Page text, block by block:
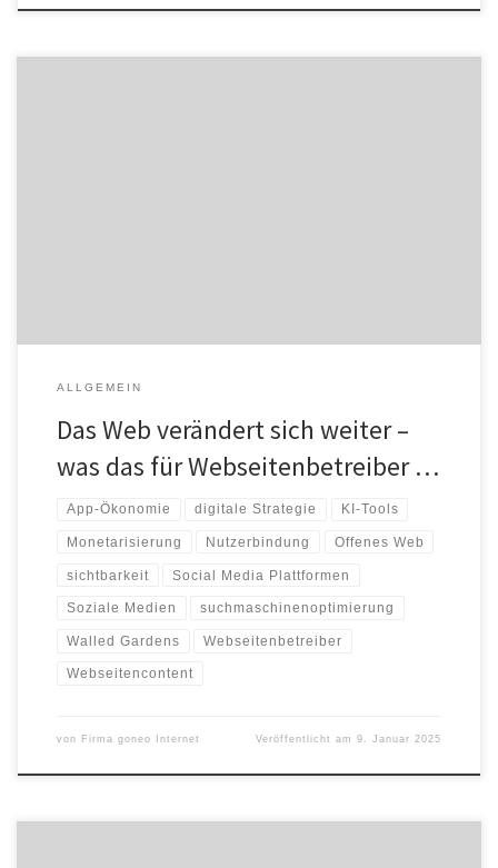
ALLGEMEIN
Das Web verändert sich weiter –
was das für Webseitenbetreiber …
App-Ökonomie digitale Strategie KI-Tools
Monetarisierung Nutzerbindung Offenes Web
sichtbarkeit Social Media Plattformen
Soziale Medien suchmaschinenoptimierung
Walled Gardens Webseitenbetreiber
Webseitencontent
von Firma goneo Internet Veröffentlicht am9. Januar 2025